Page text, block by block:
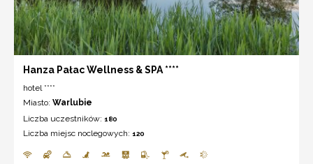
Hanza Pałac Wellness & SPA ****
hotel ****
Miasto: Warlubie
Liczba uczestników: 180
Liczba miejsc noclegowych: 120